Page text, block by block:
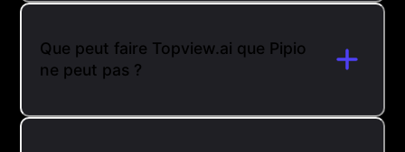
Que peut faire Topview.ai que Pipio
ne peut pas ?